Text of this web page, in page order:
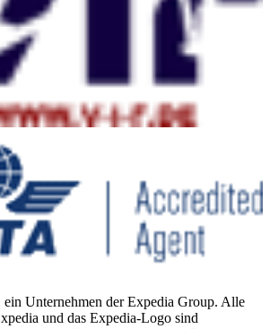
Unternehmen der Expedia Group. Alle
und das Expedia-Logo sind